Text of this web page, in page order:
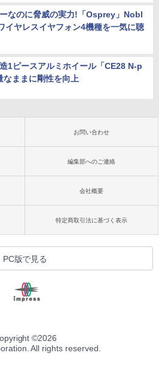
なのに脅威の実力!「Osprey」Nobl
イヤレスイヤフォン4機種を一気に聴
1ピースアルミホイール「CE28 N-p
なままに剛性を向上
お問い合わせ
編集部へのご連絡
会社概要
特定商取引法に基づく表示
PC版で見る
©2026
All rights reserved.